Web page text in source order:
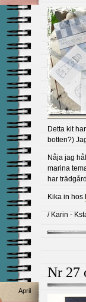
Detta kit
botten?)
Nåja jag
marina
har
Kika in hos
/ Karin -
Nr 27
April